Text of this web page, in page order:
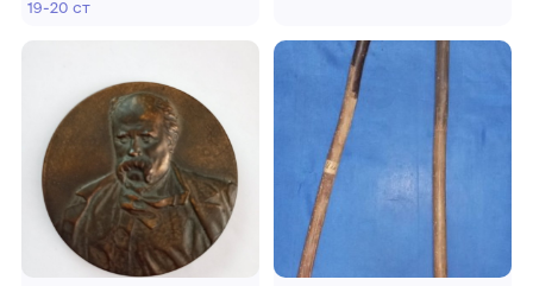
19-20 ст
району Полтавської
області